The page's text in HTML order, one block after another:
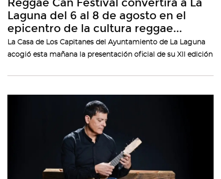
Laguna del 6 al 8 de agosto en el
epicentro de la cultura reggae...
La Casa de Los Capitanes del Ayuntamiento de La Laguna
acogió esta mañana la presentación oficial de su XII edición